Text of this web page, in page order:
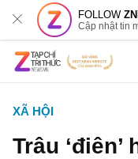
FOLLOW
Cập nhật tin
XÃ HỘI
Trâu